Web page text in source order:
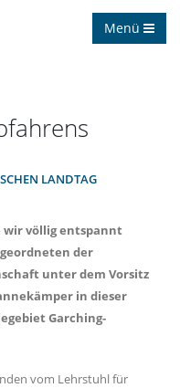
Menü
LANDTAG
wir völlig entspannt
der
unter dem Vorsitz
in dieser
Garching-
vom Lehrstuhl für